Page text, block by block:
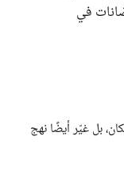
في
بل غيّر أيضًا نهج